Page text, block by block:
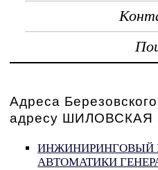
Адреса
адресу ШИЛОВСКАЯ
ИНЖИНИРИНГОВЫЙ
АВТОМАТИКИ